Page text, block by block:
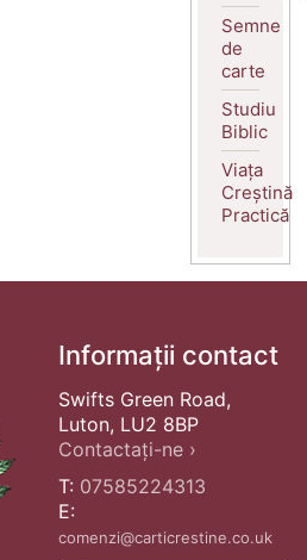
Semne
de
carte
Studiu
Biblic
Viața
Creștină
Practică
Informații contact
Swifts Green Road,
Luton, LU2 8BP
Contactați-ne ›
T: 07585224313
E:
comenzi@carticrestine.co.uk